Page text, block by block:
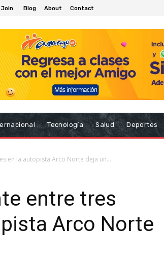
Join Blog About Contact
Tecnología Salud Deportes
en la autopista Arco Norte deja un...
entre tres
Arco Norte